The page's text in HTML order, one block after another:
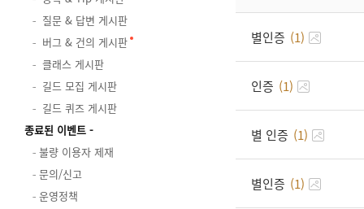
질문 & 답변 게시판
버그 & 건의 게시판
클래스 게시판
길드 모집 게시판
길드 퀴즈 게시판
종료된 이벤트
불량 이용자 제재
문의/신고
운영정책
별인증 (1)
인증 (1)
별 인증 (1)
별인증 (1)